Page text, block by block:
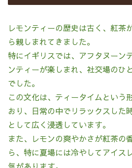
レモンティーの歴史は古く、紅茶
ら親しまれてきました。
特にイギリスでは、アフタヌーン
ンティーが楽しまれ、社交場のひ
でした。
この文化は、ティータイムという
おり、日常の中でリラックスした
として広く浸透しています。
また、レモンの爽やかさが紅茶の
ら、特に夏場には冷やしてアイス